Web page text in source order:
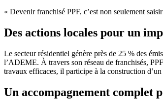
« Devenir franchisé PPF, c’est non seulement
Des actions locales pour un
Le secteur résidentiel génère près de 25 % des
l’ADEME. À travers son réseau de franchisés,
travaux efficaces, il participe à la construction
Un accompagnement complet